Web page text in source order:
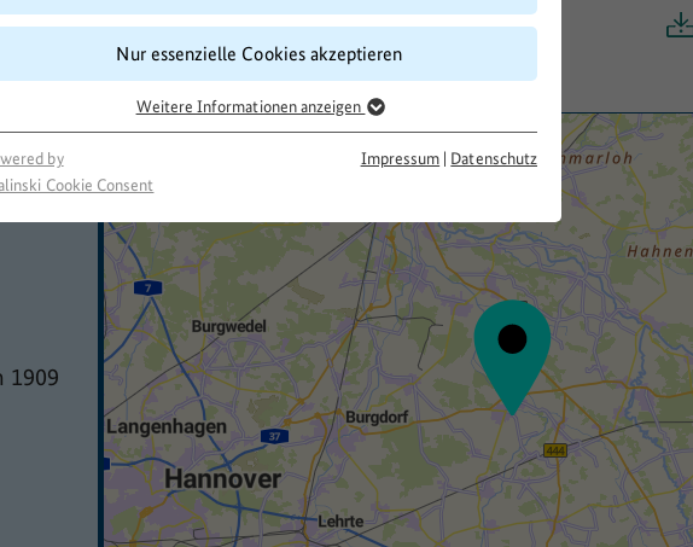
Nur essenzielle Cookies akzeptieren
Weitere Informationen anzeigen
by
Cookie Consent
Impressum | Datenschutz
1909